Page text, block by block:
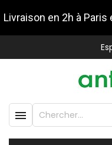
Livraison en 2h à
